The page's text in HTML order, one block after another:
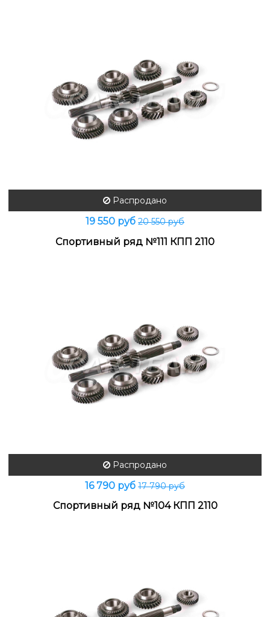
Распродано
19 550 руб 20 550 руб
Спортивный ряд №111 КПП 2110
Распродано
16 790 руб 17 790 руб
Спортивный ряд №104 КПП 2110